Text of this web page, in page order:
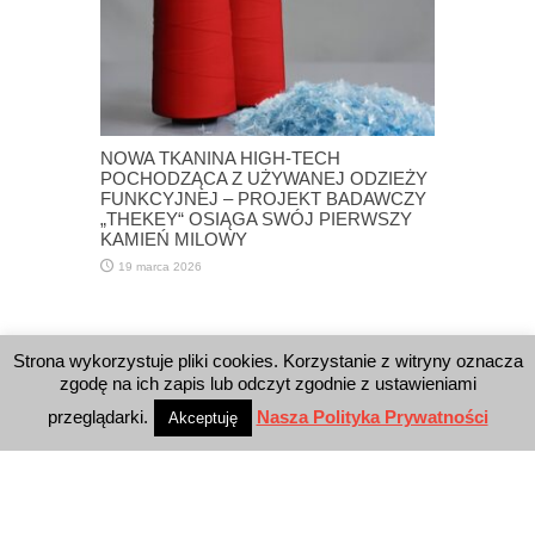
NOWA TKANINA HIGH-TECH
POCHODZĄCA Z UŻYWANEJ ODZIEŻY
FUNKCYJNEJ – PROJEKT BADAWCZY
„THEKEY“ OSIĄGA SWÓJ PIERWSZY
KAMIEŃ MILOWY
19 marca 2026
DODAJ KOMENTARZ
Musisz sięzalogować, aby móc dodać
komentarz.
NAJNOWSZY NUMER MAGAZYNU
Strona wykorzystuje pliki cookies. Korzystanie z witryny oznacza
zgodę na ich zapis lub odczyt zgodnie z ustawieniami
przeglądarki.
Akceptuję Nasza Polityka Prywatności